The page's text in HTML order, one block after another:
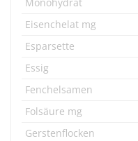
Eisenchelat mg
Esparsette
Essig
Fenchelsamen
Folsäure mg
Gerstenflocken